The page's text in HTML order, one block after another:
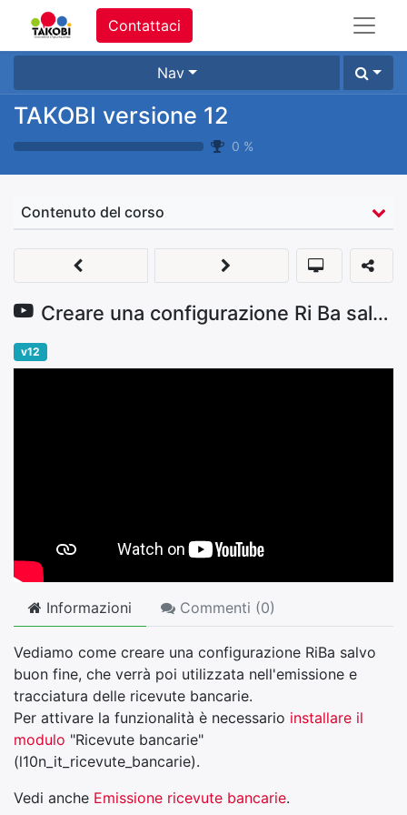
Contattaci
Nav
TAKOBI versione 12
0 %
Contenuto del corso
Creare una configurazione Ri Ba salvo buon fine
v12
Informazioni Commenti (0)
Vediamo come creare una configurazione RiBa salvo
buon fine, che verrà poi utilizzata nell'emissione e
tracciatura delle ricevute bancarie.
Per attivare la funzionalità è necessario installare il
modulo "Ricevute bancarie"
(l10n_it_ricevute_bancarie).
Vedi anche Emissione ricevute bancarie.